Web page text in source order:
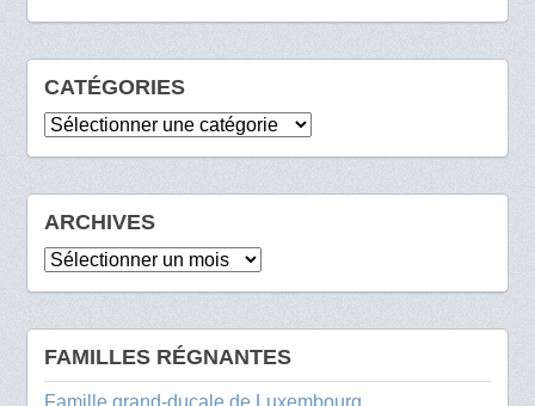
CATÉGORIES
Catégories
ARCHIVES
Archives
FAMILLES RÉGNANTES
Famille grand-ducale de Luxembourg